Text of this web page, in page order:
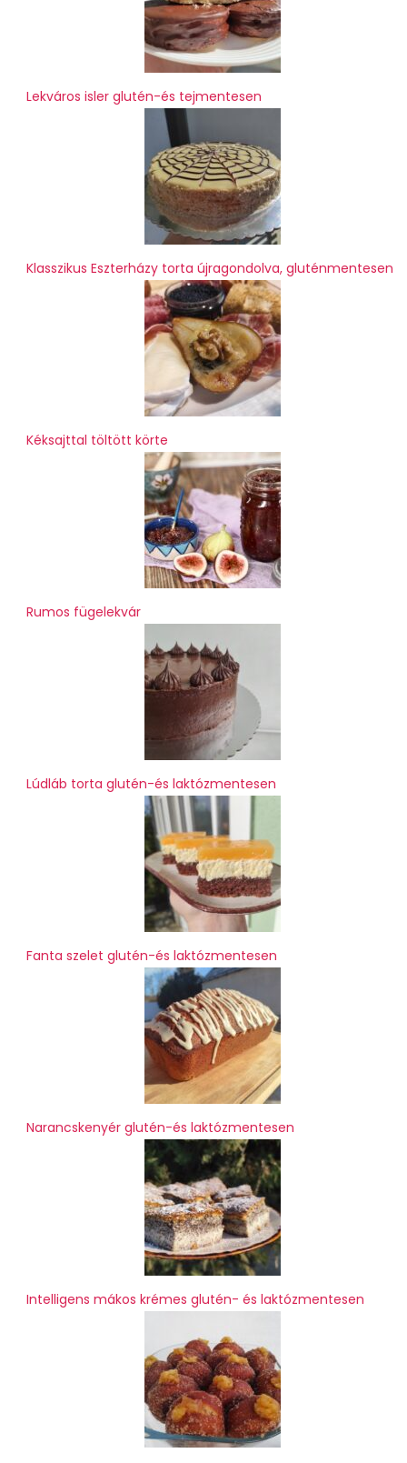
Lekváros isler glutén-és tejmentesen
Klasszikus Eszterházy torta újragondolva, gluténmentesen
Kéksajttal töltött körte
Rumos fügelekvár
Lúdláb torta glutén-és laktózmentesen
Fanta szelet glutén-és laktózmentesen
Narancskenyér glutén-és laktózmentesen
Intelligens mákos krémes glutén- és laktózmentesen